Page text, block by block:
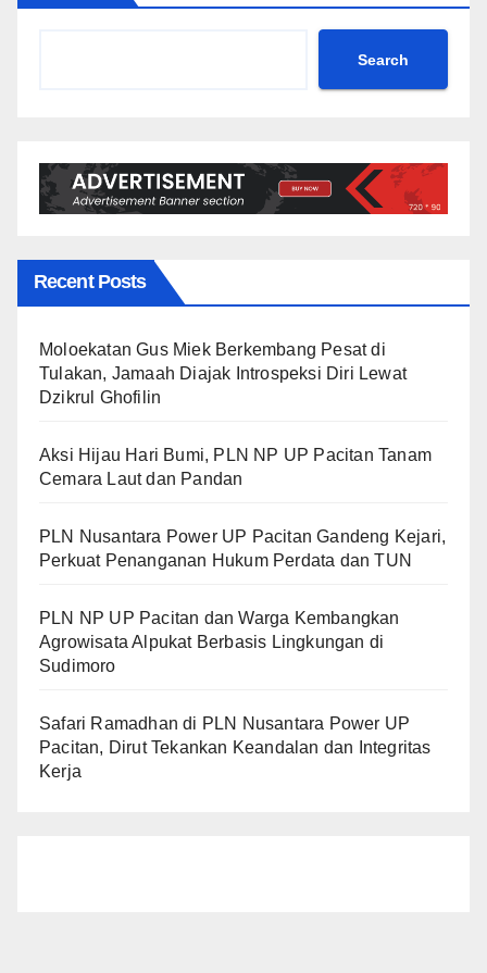
Search
Recent Posts
Moloekatan Gus Miek Berkembang Pesat di
Tulakan, Jamaah Diajak Introspeksi Diri Lewat
Dzikrul Ghofilin
Aksi Hijau Hari Bumi, PLN NP UP Pacitan Tanam
Cemara Laut dan Pandan
PLN Nusantara Power UP Pacitan Gandeng Kejari,
Perkuat Penanganan Hukum Perdata dan TUN
PLN NP UP Pacitan dan Warga Kembangkan
Agrowisata Alpukat Berbasis Lingkungan di
Sudimoro
Safari Ramadhan di PLN Nusantara Power UP
Pacitan, Dirut Tekankan Keandalan dan Integritas
Kerja